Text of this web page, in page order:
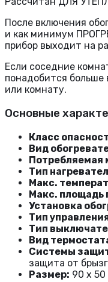
После включения
и как минимум
прибор выходит на
Если соседние
понадобится больше
или комнату.
Основные
Класс
Вид
Потребляемая
Тип
Макс.
Макс. площадь
Установка
Тип
Тип
Вид
Системы
защита от
Размер: 90 x 50